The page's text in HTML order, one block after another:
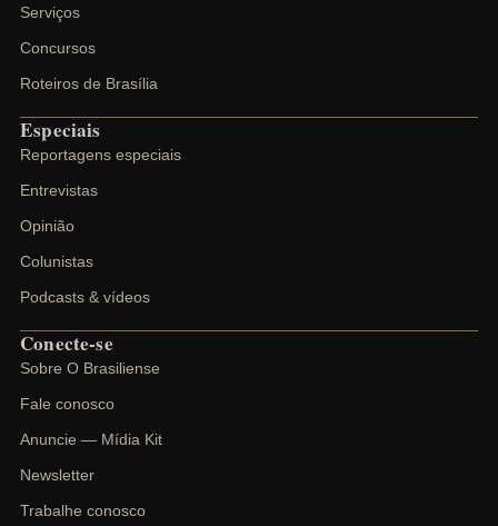
Serviços
Concursos
Roteiros de Brasília
Especiais
Reportagens especiais
Entrevistas
Opinião
Colunistas
Podcasts & vídeos
Conecte-se
Sobre O Brasiliense
Fale conosco
Anuncie — Mídia Kit
Newsletter
Trabalhe conosco